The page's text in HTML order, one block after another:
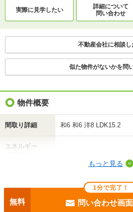
実際に見学したい
詳細について
問い合わせ
不動産会社に相談し
似た物件がないかを問
物件概要
間取り詳細 和6 和6 洋8 LDK15.2
エネルギー
目安光熱費
もっと見る
1分で完了！
無料 問い合わせ画